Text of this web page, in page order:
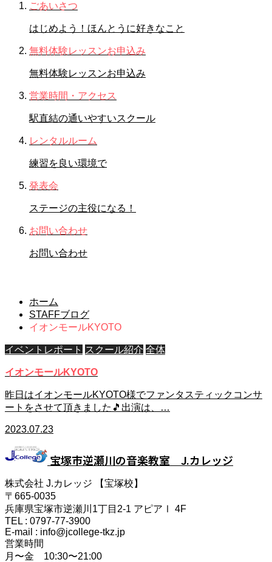
ごあいさつ
はじめよう！ほんとうに好きなこと
無料体験レッスンお申込み
無料体験レッスンお申込み
営業時間・アクセス
駅直結の通いやすいスクール
レンタルルーム
練習を良い環境で
発表会
ステージの主役になる！
お問い合わせ
お問い合わせ
ホーム
STAFFブログ
イオンモールKYOTO
イベントレポート スクール紹介 全体
イオンモールKYOTO
昨日はイオンモールKYOTO様でファンタスティックコンサ
ートをさせて頂きました🎵出演は、…
2023.07.23
宝塚市逆瀬川の音楽教室 J.カレッジ
株式会社 J.カレッジ 【宝塚校】
〒665-0035
兵庫県宝塚市逆瀬川1丁目2-1 アピアⅠ 4F
TEL : 0797-77-3900
E-mail : info@jcollege-tkz.jp
営業時間
月〜金 10:30〜21:00